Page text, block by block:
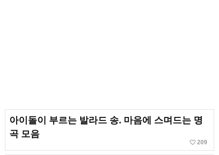
아이돌이 부르는 발라드 송. 마음에 스며드는 명
곡 모음
favorite_border 209